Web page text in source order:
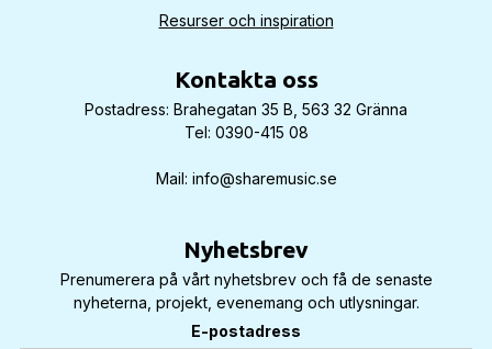
Resurser och inspiration
Kontakta oss
Postadress: Brahegatan 35 B, 563 32 Gränna
Tel: 0390-415 08
Mail: info@sharemusic.se
Nyhetsbrev
Prenumerera på vårt nyhetsbrev och få de senaste
nyheterna, projekt, evenemang och utlysningar.
E-postadress